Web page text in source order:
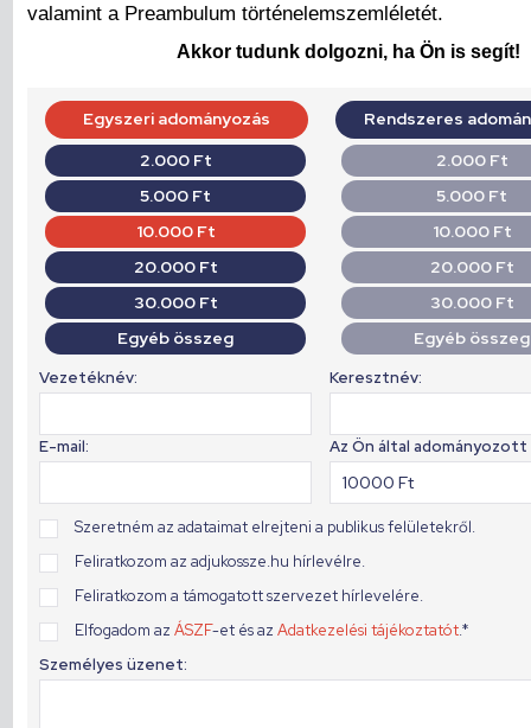
valamint a Preambulum történelemszemléletét.
Akkor tudunk dolgozni, ha Ön is segít!